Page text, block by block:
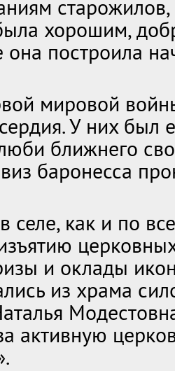
старожилов,
хорошим,
она построила
мировой
У них был
ближнего
баронесса
селе, как и по
и оклады
из храма
активную